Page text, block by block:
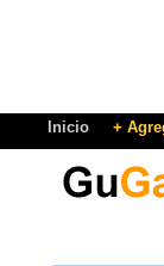
Inicio +